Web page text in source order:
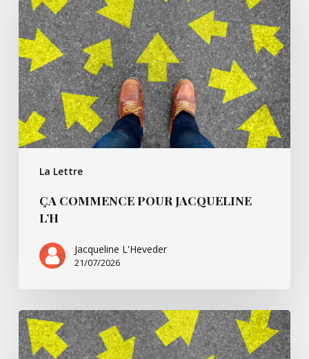
La Lettre
pour
Jacqueline
L’h
ÇA COMMENCE POUR JACQUELINE
L’H
Jacqueline L'Heveder
21/07/2026
Ça
commence
avec